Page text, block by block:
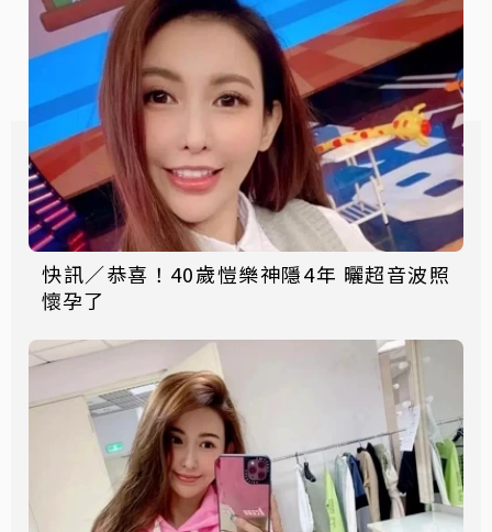
快訊／恭喜！40歲愷樂神隱4年 曬超音波照
懷孕了